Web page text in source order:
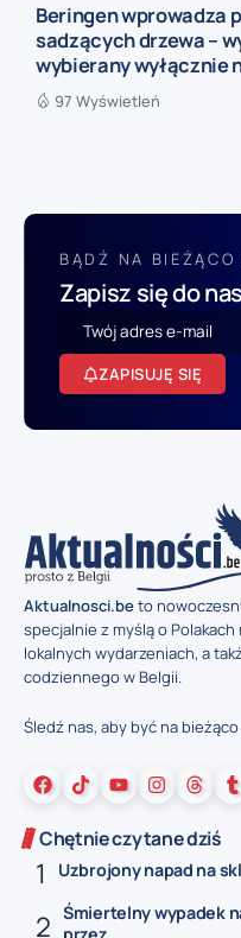
Beringen wprowadza
sadzących drzewa –
wybierany wyłącznie
97 Wyświetleń
BĄDŹ NA
Zapisz się do
ZAPISUJĘ SIĘ
Aktualnosci.beto
specjalnie z myślą o
lokalnych wydarzeniach, a
codziennego w Belgii.
Śledź nas, aby być na
Chętnie czytane dziś
Uzbrojony napad na
Śmiertelny wypadek